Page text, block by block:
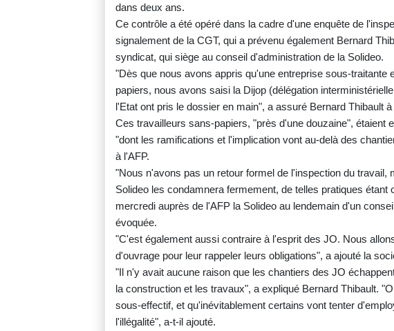
dans deux ans.
Ce contrôle a été opéré dans la cadre d'une enquête de
signalement de la CGT, qui a prévenu également Bernard
syndicat, qui siège au conseil d'administration de la Solideo.
"Dès que nous avons appris qu'une entreprise sous-traitante
papiers, nous avons saisi la Dijop (délégation
l'Etat ont pris le dossier en main", a assuré Bernard Thibault à
Ces travailleurs sans-papiers, "près d'une douzaine", étaient
"dont les ramifications et l'implication vont au-delà des
à l'AFP.
"Nous n'avons pas un retour formel de l'inspection du travail,
Solideo les condamnera fermement, de telles pratiques étant
mercredi auprès de l'AFP la Solideo au lendemain d'un
évoquée.
"C'est également aussi contraire à l'esprit des JO. Nous
d'ouvrage pour leur rappeler leurs obligations", a ajouté la
"Il n'y avait aucune raison que les chantiers des JO
la construction et les travaux", a expliqué Bernard Thibault.
sous-effectif, et qu'inévitablement certains vont tenter
l'illégalité", a-t-il ajouté.